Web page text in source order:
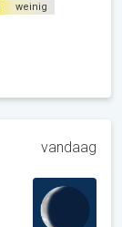
weinig
vandaag